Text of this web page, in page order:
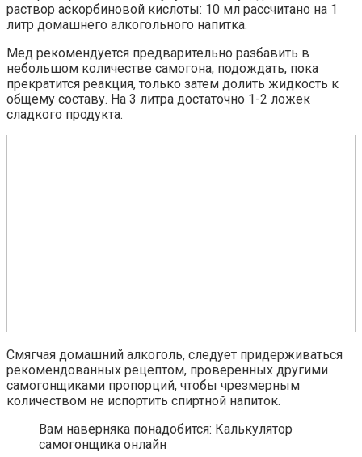
раствор аскорбиновой кислоты: 10 мл рассчитано на 1
литр домашнего алкогольного напитка.
Мед рекомендуется предварительно разбавить в
небольшом количестве самогона, подождать, пока
прекратится реакция, только затем долить жидкость к
общему составу. На 3 литра достаточно 1-2 ложек
сладкого продукта.
Смягчая домашний алкоголь, следует придерживаться
рекомендованных рецептом, проверенных другими
самогонщиками пропорций, чтобы чрезмерным
количеством не испортить спиртной напиток.
Вам наверняка понадобится: Калькулятор
самогонщика онлайн